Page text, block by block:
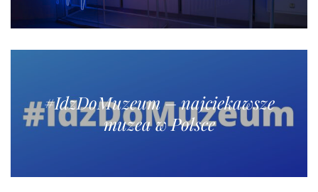
#IdzDoMuzeum – najciekawsze
muzea w Polsce